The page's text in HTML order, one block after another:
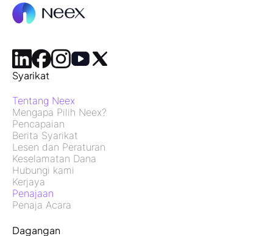
Syarikat
Tentang Neex
Mengapa Pilih Neex?
Pencapaian
Berita Syarikat
Lesen dan Peraturan
Keselamatan Dana
Hubungi kami
Kerjaya
Penajaan
Penaja Acara
Dagangan